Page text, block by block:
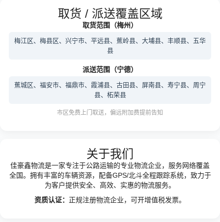
取货 / 派送覆盖区域
取货范围（梅州）
梅江区、梅县区、兴宁市、平远县、蕉岭县、大埔县、丰顺县、五华
县
派送范围（宁德）
蕉城区、福安市、福鼎市、霞浦县、古田县、屏南县、寿宁县、周宁
县、柘荣县
市区免费上门取送，偏远附加费提前告知
关于我们
佳豪鑫物流是一家专注于公路运输的专业物流企业，服务网络覆盖
全国。拥有丰富的车辆资源，配备GPS/北斗全程跟踪系统，致力于
为客户提供安全、高效、实惠的物流服务。
资质认证： 正规注册物流企业，可开增值税发票。